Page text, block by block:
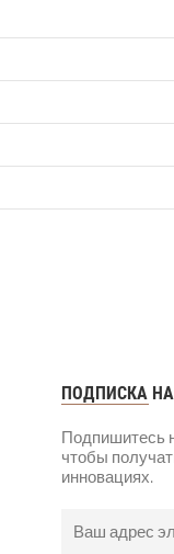
ПОДПИСКА
Подпишитесь
чтобы
инновациях.